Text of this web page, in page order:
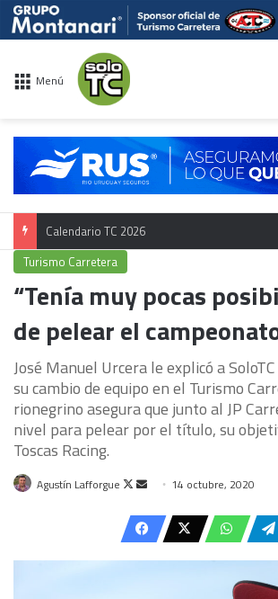
Menú
Calendario TC 2026
Turismo Carretera
“Tenía muy pocas
de pelear el
José Manuel Urcera le explicó a
su cambio de equipo en el Turismo
rionegrino asegura que junto al JP
nivel para pelear por el título, su
Toscas Racing.
Agustín Lafforgue
Follow
X
Send
email
14 octubre, 2020